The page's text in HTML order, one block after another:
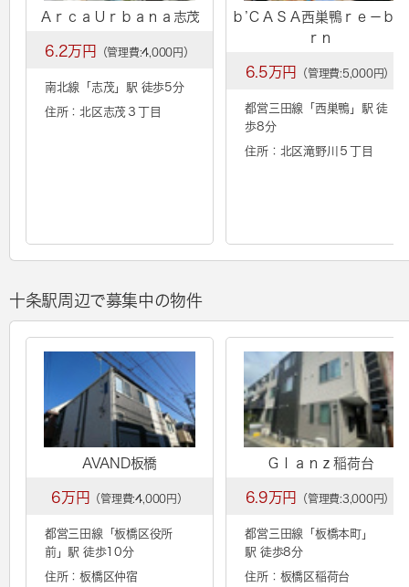
ＡｒｃａＵｒｂａｎａ志茂
6.2万円 （管理費:4,000円）
南北線「 志茂」駅 徒歩5分
住所：北区志茂３丁目
ｂ’ＣＡＳＡ西巣鴨ｒｅ－ｂｏ
ｒｎ
6.5万円 （管理費:5,000円）
都営三田線「 西巣鴨 」駅 徒
歩8分
住所：北区滝野川５丁目
十条駅周辺で募集中の物件
AVAND板橋
6万円 （管理費:4,000円）
都営三田線「板橋区役所
前」駅 徒歩10分
住所：板橋区仲宿
Ｇｌａｎｚ稲荷台
6.9万円 （管理費:3,000円）
都営三田線「 板橋本町」
駅 徒歩8分
住所：板橋区稲荷台